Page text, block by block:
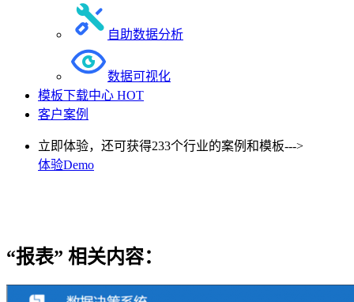
自助数据分析
数据可视化
模板下载中心 HOT
客户案例
立即体验，还可获得233个行业的案例和模板--->
体验Demo
“报表” 相关内容：